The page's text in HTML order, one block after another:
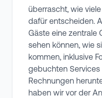
überrascht, wie
dafür entscheiden.
Gäste eine zentrale
sehen können, wie
kommen, inklusive
gebuchten Services
Rechnungen
haben wir vor der